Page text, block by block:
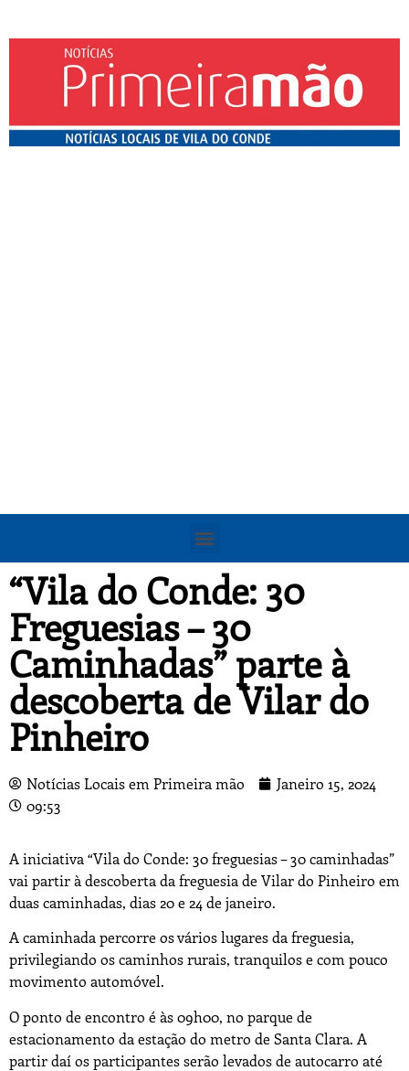
“Vila do Conde: 30
Freguesias – 30
Caminhadas” parte à
descoberta de Vilar do
Pinheiro
Notícias Locais em Primeira mão
Janeiro 15, 2024
09:53
A iniciativa “Vila do Conde: 30 freguesias – 30 caminhadas”
vai partir à descoberta da freguesia de Vilar do Pinheiro em
duas caminhadas, dias 20 e 24 de janeiro.
A caminhada percorre os vários lugares da freguesia,
privilegiando os caminhos rurais, tranquilos e com pouco
movimento automóvel.
O ponto de encontro é às 09h00, no parque de
estacionamento da estação do metro de Santa Clara. A
partir daí os participantes serão levados de autocarro até